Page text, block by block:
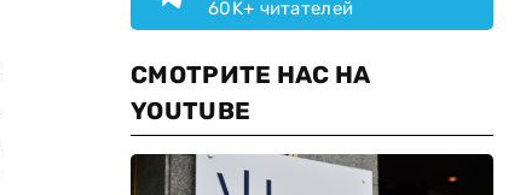
60K+ читателей
СМОТРИТЕ НАС НА
YOUTUBE